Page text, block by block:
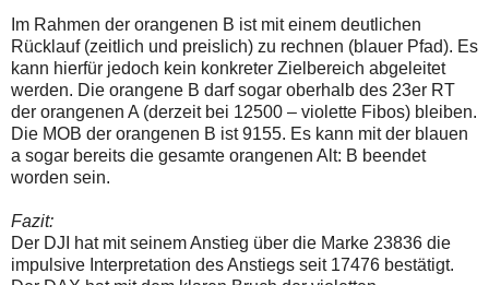
Im Rahmen der orangenen B ist mit einem deutlichen
Rücklauf (zeitlich und preislich) zu rechnen (blauer Pfad). Es
kann hierfür jedoch kein konkreter Zielbereich abgeleitet
werden. Die orangene B darf sogar oberhalb des 23er RT
der orangenen A (derzeit bei 12500 – violette Fibos) bleiben.
Die MOB der orangenen B ist 9155. Es kann mit der blauen
a sogar bereits die gesamte orangenen Alt: B beendet
worden sein.
Fazit:
Der DJI hat mit seinem Anstieg über die Marke 23836 die
impulsive Interpretation des Anstiegs seit 17476 bestätigt.